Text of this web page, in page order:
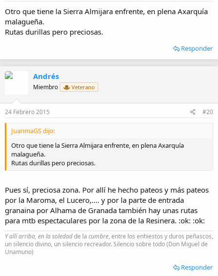
Otro que tiene la Sierra Almijara enfrente, en plena Axarquía
malagueña.
Rutas durillas pero preciosas.
Responder
Andrés
Miembro Veterano
24 Febrero 2015 #20
JuanmaGS dijo:
Otro que tiene la Sierra Almijara enfrente, en plena Axarquía
malagueña.
Rutas durillas pero preciosas.
Pues sí, preciosa zona. Por allí he hecho pateos y más pateos
por la Maroma, el Lucero,.... y por la parte de entrada
granaina por Alhama de Granada también hay unas rutas
para mtb espectaculares por la zona de la Resinera. :ok: :ok:
Y allí arriba, en la soledadde la cumbre, entre los enhiestos y duros peñascos,
un silencio divino, un silencio recreador. Silencio sobre todo (Don Miguel de
Unamuno)
Responder